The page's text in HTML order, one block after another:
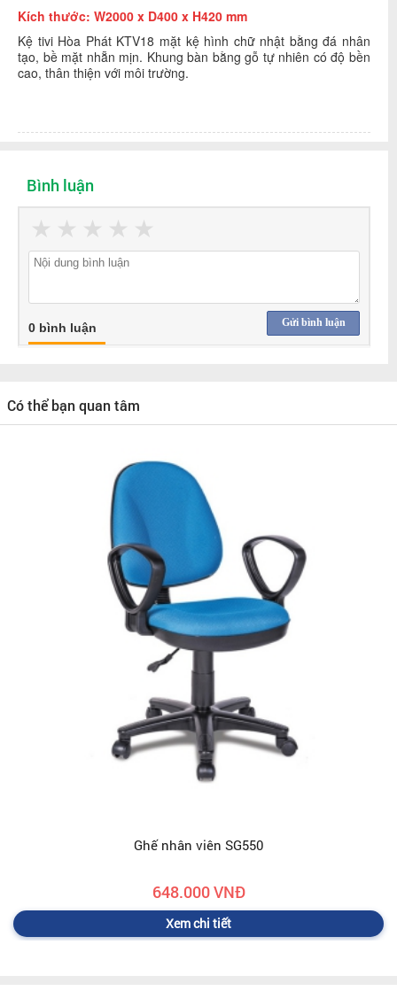
Kích thước: W2000 x D400 x H420 mm
Kệ tivi Hòa Phát KTV18 mặt kệ hình chữ nhật bằng đá nhân
tạo, bề mặt nhẵn mịn. Khung bàn bằng gỗ tự nhiên có độ bền
cao, thân thiện với môi trường.
Bình luận
★
★
★
★
★
Gửi bình luận
0 bình luận
Có thể bạn quan tâm
Ghế nhân viên SG550
648.000 VNĐ
Xem chi tiết